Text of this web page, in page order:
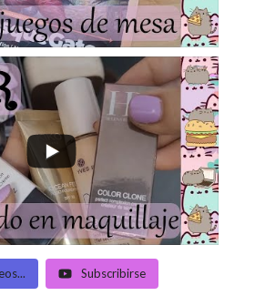
Subscribirse